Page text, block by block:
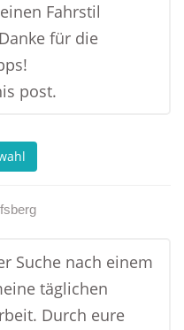
Fahrstil
für die
post.
Suche nach einem
täglichen
Durch eure